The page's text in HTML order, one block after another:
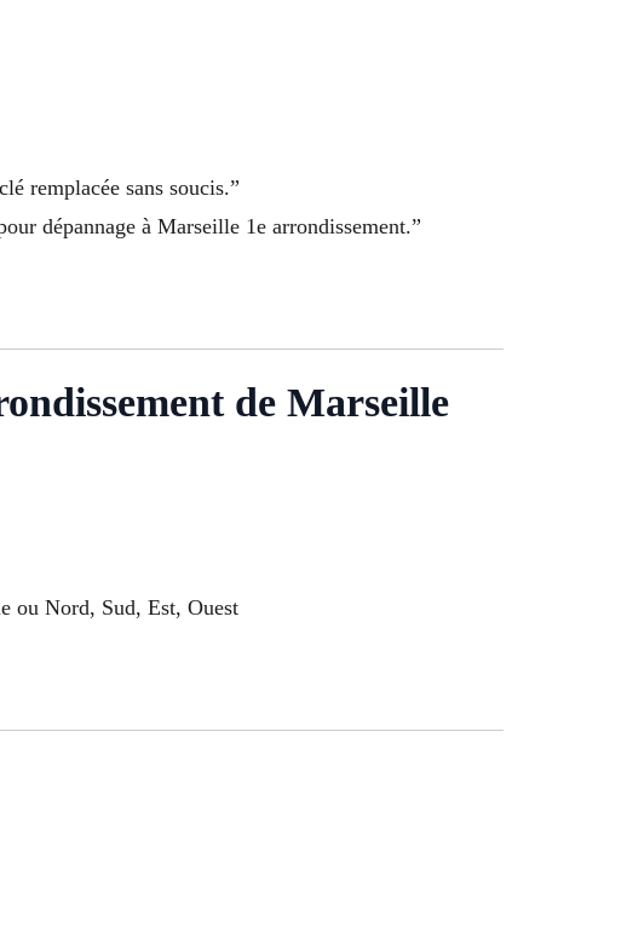
remplacée sans soucis.”
dépannage à Marseille 1e arrondissement.”
de Marseille
ou Nord, Sud, Est, Ouest